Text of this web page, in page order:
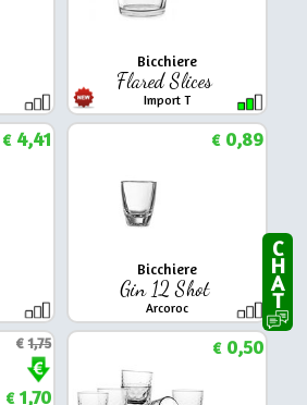
CHAT
Bicchiere
Flared Slices
Import T
€4,41
Bicchiere
Gin 12 Shot
Arcoroc
€0,89
€1,75
€1,70
€0,50